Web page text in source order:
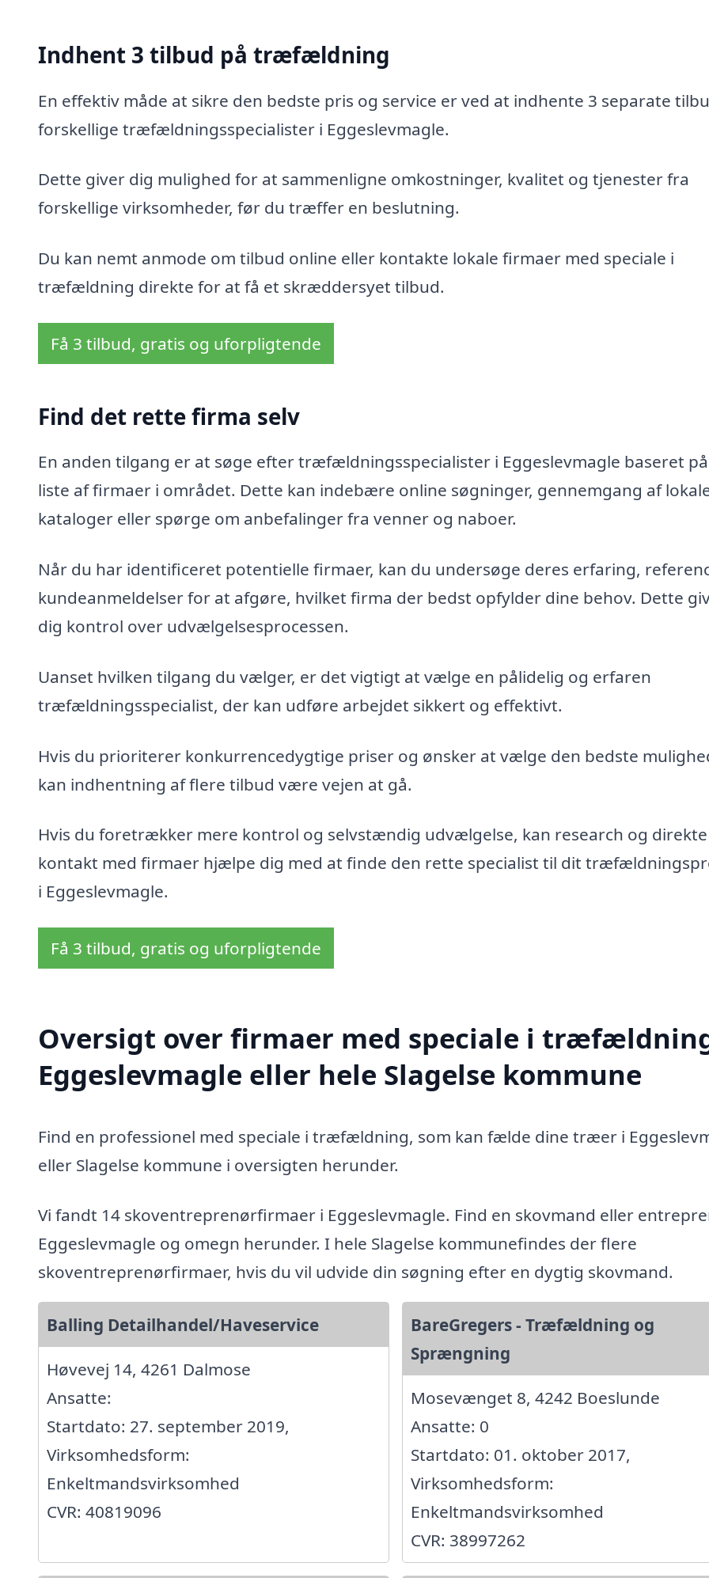
Indhent 3 tilbud på træfældning
En effektiv måde at sikre den bedste pris og service er ved at indhente 3 separate
forskellige træfældningsspecialister i Eggeslevmagle.
Dette giver dig mulighed for at sammenligne omkostninger, kvalitet og tjenester fra
forskellige virksomheder, før du træffer en beslutning.
Du kan nemt anmode om tilbud online eller kontakte lokale firmaer med speciale i
træfældning direkte for at få et skræddersyet tilbud.
Få 3 tilbud, gratis og uforpligtende
Find det rette firma selv
En anden tilgang er at søge efter træfældningsspecialister i Eggeslevmagle baseret
liste af firmaer i området. Dette kan indebære online søgninger, gennemgang af
kataloger eller spørge om anbefalinger fra venner og naboer.
Når du har identificeret potentielle firmaer, kan du undersøge deres erfaring,
kundeanmeldelser for at afgøre, hvilket firma der bedst opfylder dine behov. Dette
dig kontrol over udvælgelsesprocessen.
Uanset hvilken tilgang du vælger, er det vigtigt at vælge en pålidelig og erfaren
træfældningsspecialist, der kan udføre arbejdet sikkert og effektivt.
Hvis du prioriterer konkurrencedygtige priser og ønsker at vælge den bedste
kan indhentning af flere tilbud være vejen at gå.
Hvis du foretrækker mere kontrol og selvstændig udvælgelse, kan research og direkte
kontakt med firmaer hjælpe dig med at finde den rette specialist til dit
i Eggeslevmagle.
Få 3 tilbud, gratis og uforpligtende
Oversigt over firmaer med speciale i
Eggeslevmagle eller hele Slagelse kommune
Find en professionel med speciale i træfældning, som kan fælde dine træer i
eller Slagelse kommune i oversigten herunder.
Vi fandt 14 skoventreprenørfirmaer i Eggeslevmagle. Find en skovmand eller
Eggeslevmagle og omegn herunder. I hele Slagelse kommunefindes der flere
skoventreprenørfirmaer, hvis du vil udvide din søgning efter en dygtig skovmand.
Balling Detailhandel/Haveservice
Høvevej 14, 4261 Dalmose
Ansatte:
Startdato: 27. september 2019,
Virksomhedsform:
Enkeltmandsvirksomhed
CVR: 40819096
BareGregers - Træfældning og
Sprængning
Mosevænget 8, 4242 Boeslunde
Ansatte: 0
Startdato: 01. oktober 2017,
Virksomhedsform:
Enkeltmandsvirksomhed
CVR: 38997262